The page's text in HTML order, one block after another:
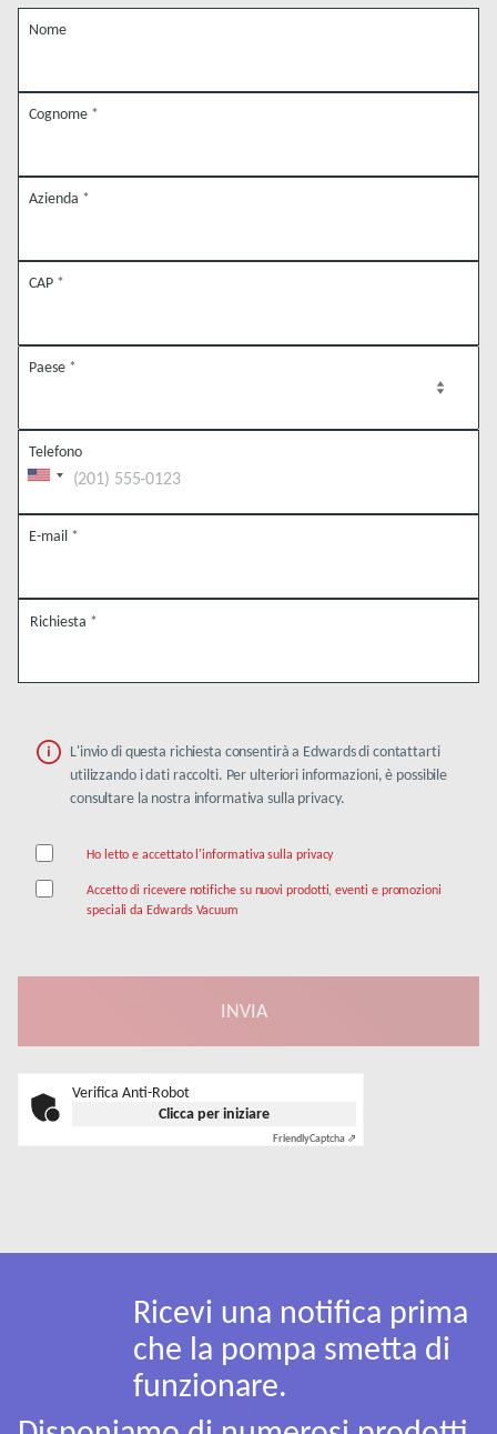
Nome
Cognome *
Azienda *
CAP *
Paese *
Telefono
E-mail *
Richiesta *
L'invio di questa richiesta consentirà a Edwards di contattarti
utilizzando i dati raccolti. Per ulteriori informazioni, è possibile
consultare la nostra informativa sulla privacy.
Ho letto e accettato l'informativa sulla privacy
Accetto di ricevere notifiche su nuovi prodotti, eventi e promozioni
speciali da Edwards Vacuum
Verifica Anti-Robot
Clicca per iniziare
FriendlyCaptcha ⇗
Ricevi una notifica prima
che la pompa smetta di
funzionare.